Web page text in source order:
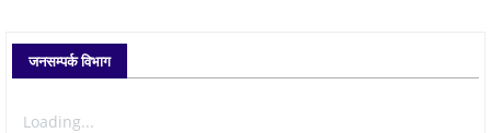
जनसम्पर्क विभाग
Loading...